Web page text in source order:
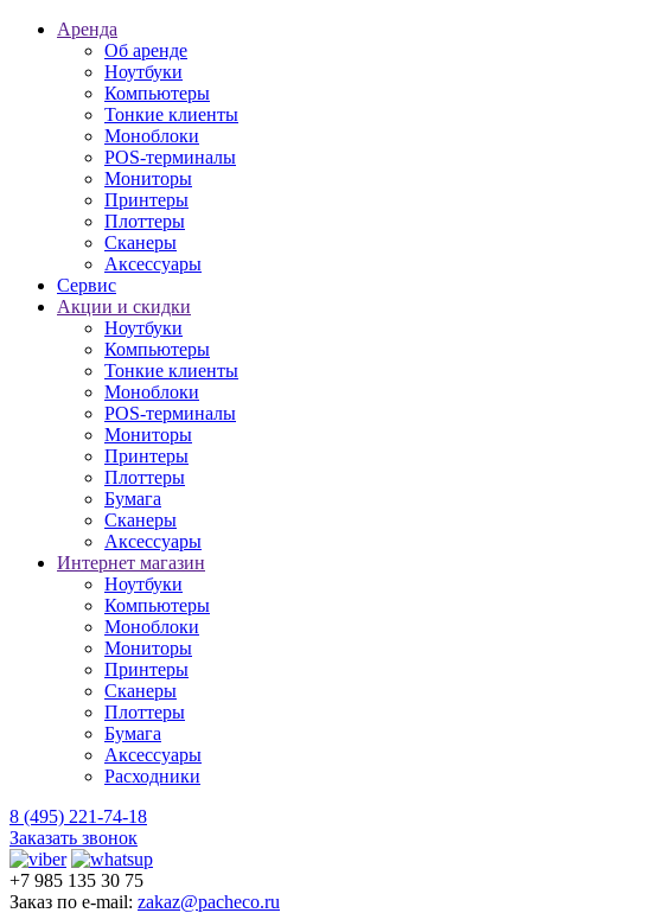
Аренда
Об аренде
Ноутбуки
Компьютеры
Тонкие клиенты
Моноблоки
POS-терминалы
Мониторы
Принтеры
Плоттеры
Сканеры
Аксессуары
Сервис
Акции и скидки
Ноутбуки
Компьютеры
Тонкие клиенты
Моноблоки
POS-терминалы
Мониторы
Принтеры
Плоттеры
Бумага
Сканеры
Аксессуары
Интернет магазин
Ноутбуки
Компьютеры
Моноблоки
Мониторы
Принтеры
Сканеры
Плоттеры
Бумага
Аксессуары
Расходники
8 (495) 221-74-18
Заказать звонок
+7 985 135 30 75
Заказ по e-mail: zakaz@pacheco.ru